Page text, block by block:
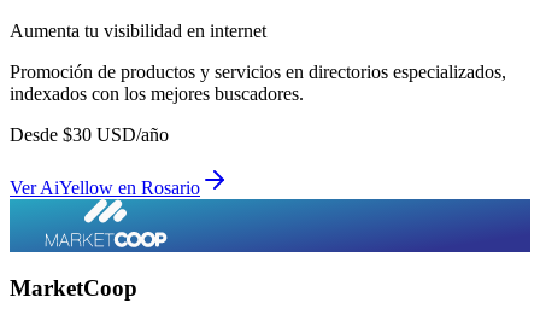
Aumenta tu visibilidad en internet
Promoción de productos y servicios en directorios especializados,
indexados con los mejores buscadores.
Desde $30 USD/año
VerAiYellow en Rosario
MarketCoop